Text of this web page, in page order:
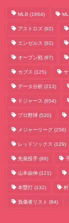
MLB (1864)
アストロズ (92)
エンゼルス (92)
オープン戦 (87)
カブス (125)
データ分析 (213)
ドジャース (654)
プロ野球 (520)
メジャーリーグ (256)
レッドソックス (129)
先発投手 (89)
山本由伸 (121)
本塁打 (132)
負傷者リスト (94)